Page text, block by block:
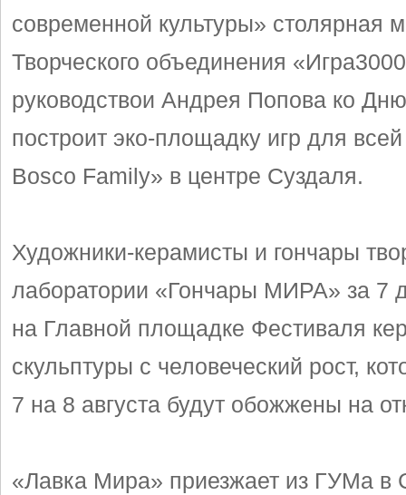
современной культуры» столярная
Творческого объединения
руководствои Андрея Попова ко
построит эко-площадку игр для
Bosco Family» в центре Суздаля.
Художники-керамисты и гончары
лаборатории «Гончары МИРА» за 7
на Главной площадке Фестиваля
скульптуры с человеческий рост,
7 на 8 августа будут обожжены на
«Лавка Мира» приезжает из ГУМа в